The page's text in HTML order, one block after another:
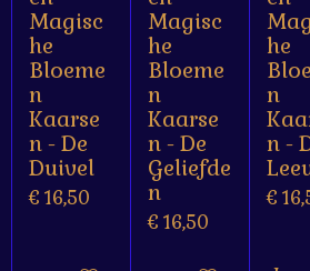
Magisc
he
Bloeme
n
Kaarse
n - De
Duivel
€ 16,50
Magisc
he
Bloeme
n
Kaarse
n - De
Geliefde
n
€ 16,50
he
n
n -
€